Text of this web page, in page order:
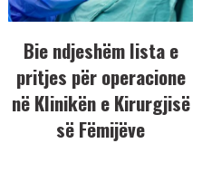
Bie ndjeshëm lista e
pritjes për operacione
në Klinikën e Kirurgjisë
së Fëmijëve